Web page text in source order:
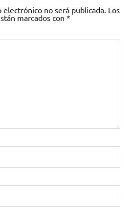
no será publicada. Los
marcados con *